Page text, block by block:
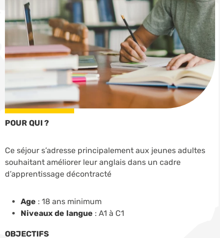
POUR QUI ?
Ce séjour s’adresse principalement aux jeunes adultes
souhaitant améliorer leur anglais dans un cadre
d’apprentissage décontracté
Age : 18 ans minimum
Niveaux de langue : A1 à C1
OBJECTIFS